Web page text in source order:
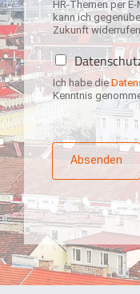
l
e
t
t
e
r
A
n
m
e
l
d
u
n
g
HR-Themen per
kann ich
Zukunft widerrufen.
D
a
t
e
n
s
t
z
e
r
k
l
Ich habe die
Kenntnis
Absenden